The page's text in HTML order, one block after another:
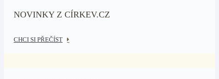
NOVINKY Z CÍRKEV.CZ
CHCI SI PŘEČÍST